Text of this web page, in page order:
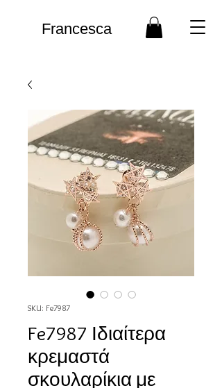
Francesca
SKU: Fe7987
Fe7987 Ιδιαίτερα
κρεμαστά
σκουλαρίκια με